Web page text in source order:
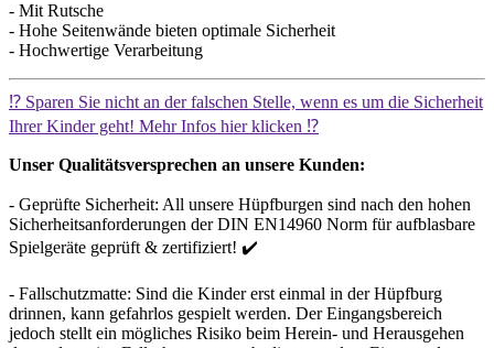
- Mit Rutsche
- Hohe Seitenwände bieten optimale Sicherheit
- Hochwertige Verarbeitung
⁉️ Sparen Sie nicht an der falschen Stelle, wenn es um die Sicherheit
Ihrer Kinder geht! Mehr Infos hier klicken ⁉️
Unser Qualitätsversprechen an unsere Kunden:
- Geprüfte Sicherheit: All unsere Hüpfburgen sind nach den hohen
Sicherheitsanforderungen der DIN EN14960 Norm für aufblasbare
Spielgeräte geprüft & zertifiziert! ✔️
- Fallschutzmatte: Sind die Kinder erst einmal in der Hüpfburg
drinnen, kann gefahrlos gespielt werden. Der Eingangsbereich
jedoch stellt ein mögliches Risiko beim Herein- und Herausgehen